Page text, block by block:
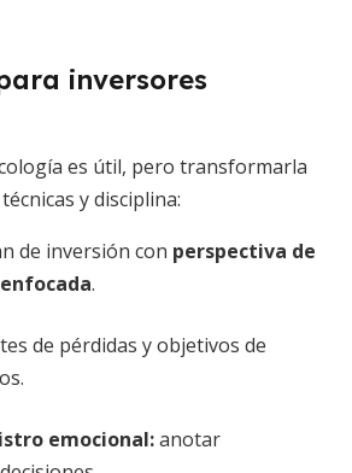
inversores
es útil, pero transformarla
y disciplina:
de inversión con perspectiva de
.
de pérdidas y objetivos de
emocional:anotar